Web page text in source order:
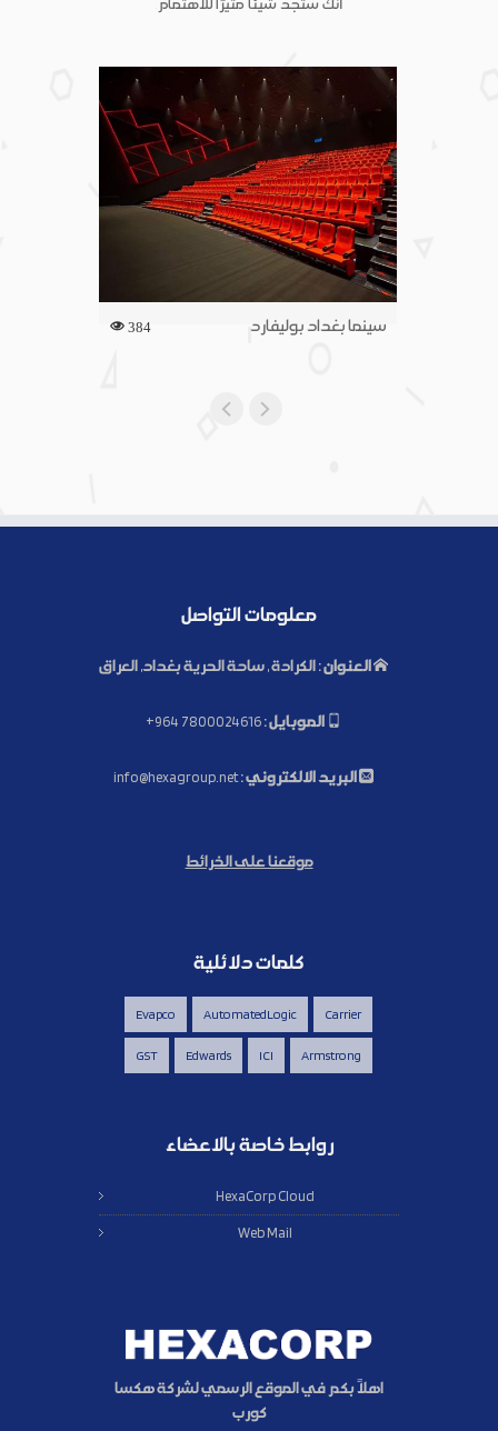
أنك ستجد شيئًا مثيرًا للاهتمام.
384 سينما بغداد بوليفارد
معلومات التواصل
العنوان : الكرادة , ساحة الحرية بغداد, العراق
الموبايل : +964 7800024616
البريد الالكتروني :info@hexagroup.net
موقعنا على الخرائط
كلمات دلائلية
Carrier
AutomatedLogic
Evapco
Armstrong
ICI
Edwards
GST
روابط خاصة بالاعضاء
HexaCorp Cloud
Web Mail
اهلاً بكم في الموقع الرسمي لشركة هكسا
كورب